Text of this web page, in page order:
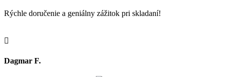
Rýchle doručenie a geniálny zážitok pri skladaní!

Dagmar F.